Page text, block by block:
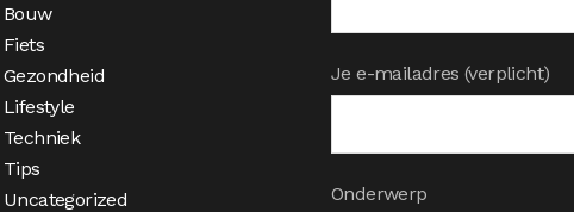
Bouw
Fiets
Gezondheid
Lifestyle
Techniek
Tips
Uncategorized
Je e-mailadres (verplicht)
Onderwerp